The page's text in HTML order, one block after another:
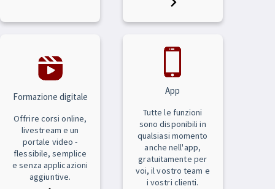
Formazione digitale
Offrire corsi online,
livestream e un
portale video -
flessibile, semplice
e senza applicazioni
aggiuntive.
App
Tutte le funzioni
sono disponibili in
qualsiasi momento
anche nell'app,
gratuitamente per
voi, il vostro team e
i vostri clienti.